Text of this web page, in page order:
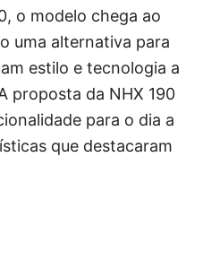
o modelo chega ao
uma alternativa para
estilo e tecnologia a
proposta da NHX 190
para o dia a
que destacaram